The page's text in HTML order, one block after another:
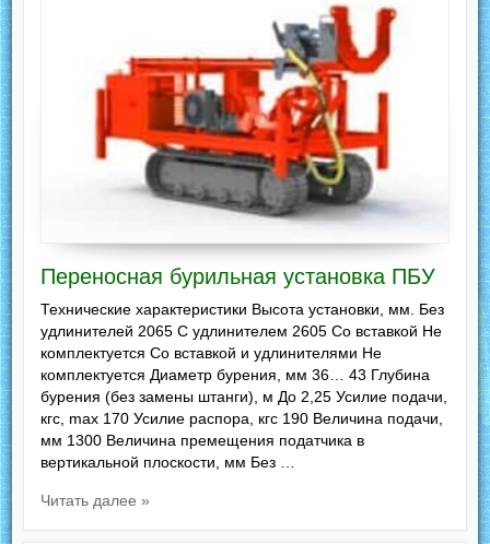
Переносная бурильная установка ПБУ
Технические характеристики Высота установки, мм. Без
удлинителей 2065 С удлинителем 2605 Со вставкой Не
комплектуется Со вставкой и удлинителями Не
комплектуется Диаметр бурения, мм 36… 43 Глубина
бурения (без замены штанги), м До 2,25 Усилие подачи,
кгс, max 170 Усилие распора, кгс 190 Величина подачи,
мм 1300 Величина премещения податчика в
вертикальной плоскости, мм Без …
Читать далее »